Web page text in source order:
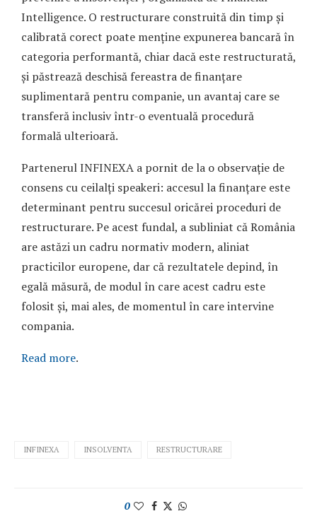
Intelligence. O restructurare construită din timp și
calibrată corect poate menține expunerea bancară în
categoria performantă, chiar dacă este restructurată,
și păstrează deschisă fereastra de finanțare
suplimentară pentru companie, un avantaj care se
transferă inclusiv într-o eventuală procedură
formală ulterioară.
Partenerul INFINEXA a pornit de la o observație de
consens cu ceilalți speakeri: accesul la finanțare este
determinant pentru succesul oricărei proceduri de
restructurare. Pe acest fundal, a subliniat că România
are astăzi un cadru normativ modern, aliniat
practicilor europene, dar că rezultatele depind, în
egală măsură, de modul în care acest cadru este
folosit și, mai ales, de momentul în care intervine
compania.
Read more.
INFINEXA INSOLVENTA RESTRUCTURARE
0